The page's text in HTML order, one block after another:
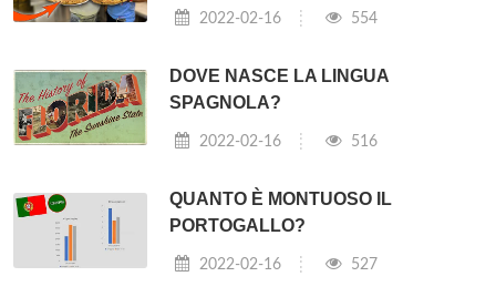
2022-02-16 554
DOVE NASCE LA LINGUA
SPAGNOLA?
2022-02-16 516
QUANTO È MONTUOSO IL
PORTOGALLO?
2022-02-16 527